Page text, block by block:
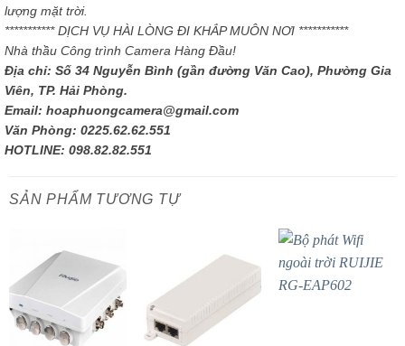
lượng mặt trời.
*********** DỊCH VỤ HÀI LÒNG ĐI KHẮP MUÔN NƠI ***********
Nhà thầu Công trình Camera Hàng Đầu!
Địa chỉ: Số 34 Nguyễn Bình (gần đường Văn Cao), Phường Gia
Viên, TP. Hải Phòng.
Email: hoaphuongcamera@gmail.com
Văn Phòng: 0225.62.62.551
HOTLINE: 098.82.82.551
SẢN PHẨM TƯƠNG TỰ
- 32%